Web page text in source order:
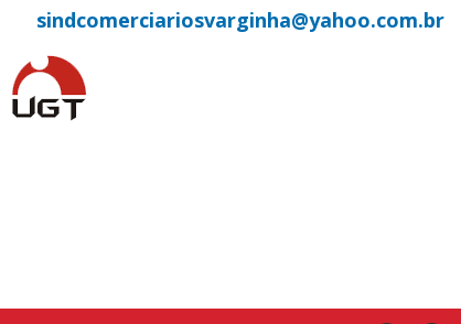
sindcomerciariosvarginha@yahoo.com.br